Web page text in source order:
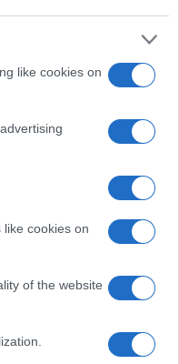
like cookies on
cookies on
of the website
di
La
posto